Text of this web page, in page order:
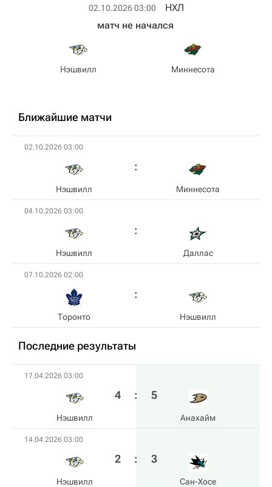
02.10.2026 03:00 НХЛ
Нэшвилл
матч не начался
Миннесота
Ближайшие матчи
02.10.2026 03:00
Нэшвилл Миннесота
04.10.2026 03:00
Нэшвилл Даллас
07.10.2026 02:00
Торонто Нэшвилл
Последние результаты
17.04.2026 03:00
Нэшвилл
4 : 5
Анахайм
14.04.2026 03:00
Нэшвилл
2 : 3
Сан-Хосе